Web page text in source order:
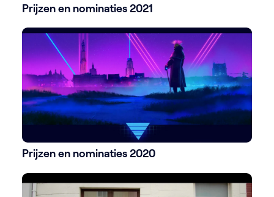
Prijzen en nominaties 2021
Prijzen en nominaties 2020